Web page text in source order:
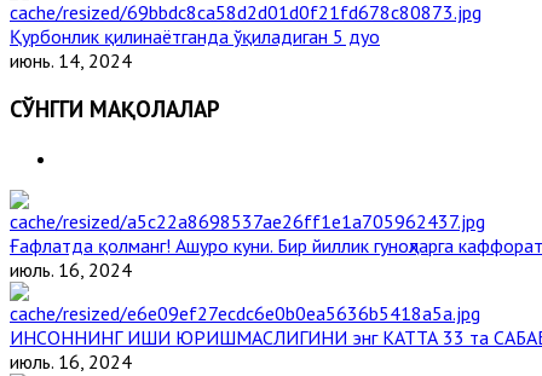
Қурбонлик қилинаётганда ўқиладиган 5 дуо
июнь. 14, 2024
СЎНГГИ МАҚОЛАЛАР
Ғафлатда қолманг! Ашуро куни. Бир йиллик гуноҳларга
июль. 16, 2024
ИНСОННИНГ ИШИ ЮРИШМАСЛИГИНИ энг КАТТА 33 та
июль. 16, 2024